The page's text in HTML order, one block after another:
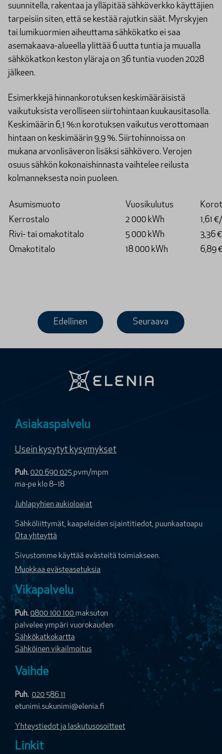
suunnitella, rakentaa ja ylläpitää sähköverkko käyttäjien
tarpeisiin siten, että se kestää rajutkin säät. Myrskyjen
tai lumikuormien aiheuttama sähkökatko ei saa
asemakaava-alueella ylittää 6 uutta tuntia ja muualla
sähkökatkon keston yläraja on 36 tuntia vuoden 2028
jälkeen.
Esimerkkejä hinnankorotuksen keskimääräisistä
vaikutuksista verolliseen siirtohintaan kuukausitasolla.
Keskimäärin 6,1 %:n korotuksen vaikutus verottomaan
hintaan on keskimäärin 9,9 %. Siirtohinnoissa on
mukana arvonlisäveron lisäksi sähkövero. Verojen
osuus sähkön kokonaishinnasta vaihtelee reilusta
kolmanneksesta noin puoleen.
Asumismuoto Vuosikulutus
Kerrostalo
2 000 kWh
1,61
Rivi- tai omakotitalo
5 000 kWh
3,36
Omakotitalo
18 000 kWh 6,89
Edellinen Seuraava
Asiakaspalvelu
Usein kysytyt kysymykset
Puh. 020 690 025 pvm/mpm
ma-pe klo 8–18
Juhlapyhien aukioloajat
Sähköliittymät, kaapeleiden sijaintitiedot, puunkaatoapu
Ota yhteyttä
Sivustomme käyttää evästeitä toimiakseen.
Muokkaa evästeasetuksia
Vikapalvelu
Puh. 0800 100 100 maksuton
palvelee ympäri vuorokauden
Sähkökatkokartta
Sähköinen vikailmoitus
Vaihde
Puh. 020 586 11
etunimi.sukunimi@elenia.fi
Yhteystiedot ja laskutusosoitteet
Linkit